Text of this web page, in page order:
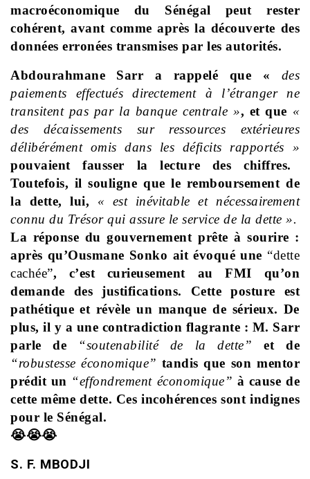
macroéconomique du Sénégal peut rester
cohérent, avant comme après la découverte des
données erronées transmises par les autorités.
Abdourahmane Sarr a rappelé que « des
paiements effectués directement à l’étranger ne
transitent pas par la banque centrale », et que «
des décaissements sur ressources extérieures
délibérément omis dans les déficits rapportés »
pouvaient fausser la lecture des chiffres.
Toutefois, il souligne que le remboursement de
la dette, lui, « est inévitable et nécessairement
connu du Trésor qui assure le service de la dette ».
La réponse du gouvernement prête à sourire :
après qu’Ousmane Sonko ait évoqué une “dette
cachée”, c’est curieusement au FMI qu’on
demande des justifications. Cette posture est
pathétique et révèle un manque de sérieux. De
plus, il y a une contradiction flagrante : M. Sarr
parle de “soutenabilité de la dette” et de
“robustesse économique” tandis que son mentor
prédit un “effondrement économique” à cause de
cette même dette. Ces incohérences sont indignes
pour le Sénégal.
😭😭😭
S. F. MBODJI